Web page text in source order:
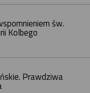
św.
Kolbego
Prawdziwa